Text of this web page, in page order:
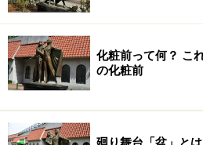
化粧前って何？ こ
の化粧前